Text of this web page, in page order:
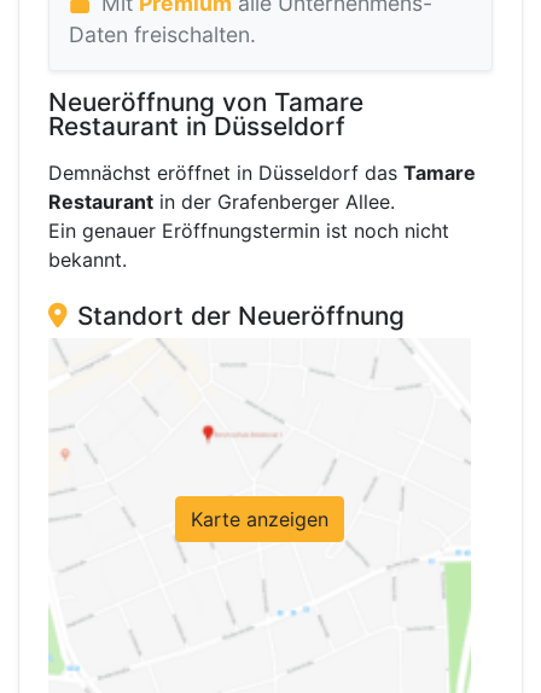
Daten freischalten.
Neueröffnung von Tamare
Restaurant in Düsseldorf
Demnächst eröffnet in Düsseldorf das Tamare
Restaurant in der Grafenberger Allee.
Ein genauer Eröffnungstermin ist noch nicht
bekannt.
Standort der Neueröffnung
Karte anzeigen